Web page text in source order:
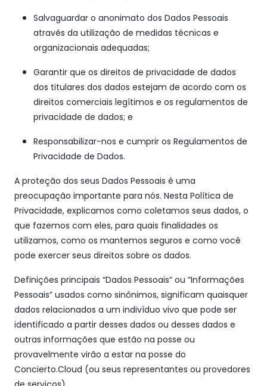
Salvaguardar o anonimato dos Dados Pessoais
através da utilização de medidas técnicas e
organizacionais adequadas;
Garantir que os direitos de privacidade de dados
dos titulares dos dados estejam de acordo com os
direitos comerciais legítimos e os regulamentos de
privacidade de dados; e
Responsabilizar-nos e cumprir os Regulamentos de
Privacidade de Dados.
A proteção dos seus Dados Pessoais é uma
preocupação importante para nós. Nesta Política de
Privacidade, explicamos como coletamos seus dados, o
que fazemos com eles, para quais finalidades os
utilizamos, como os mantemos seguros e como você
pode exercer seus direitos sobre os dados.
Definições principais “Dados Pessoais” ou “Informações
Pessoais” usados como sinônimos, significam quaisquer
dados relacionados a um indivíduo vivo que pode ser
identificado a partir desses dados ou desses dados e
outras informações que estão na posse ou
provavelmente virão a estar na posse do
Concierto.Cloud (ou seus representantes ou provedores